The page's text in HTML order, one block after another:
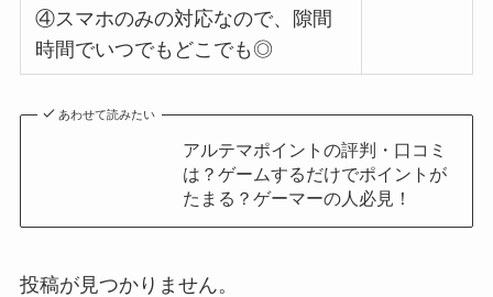
④スマホのみの対応なので、隙間
時間でいつでもどこでも◎
あわせて読みたい
アルテマポイントの評判・口コミ
は？ゲームするだけでポイントが
たまる？ゲーマーの人必見！
投稿が見つかりません。